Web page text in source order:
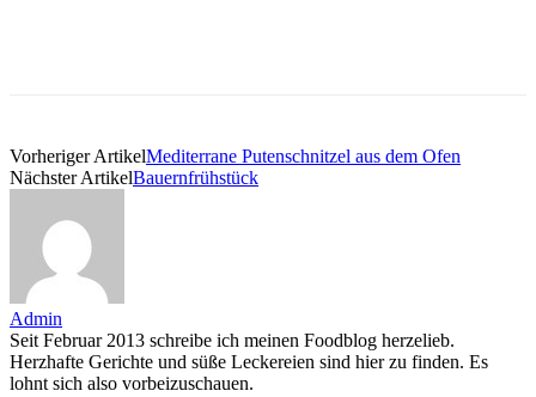
Vorheriger ArtikelMediterrane Putenschnitzel aus dem Ofen
Nächster ArtikelBauernfrühstück
Admin
Seit Februar 2013 schreibe ich meinen Foodblog herzelieb.
Herzhafte Gerichte und süße Leckereien sind hier zu finden. Es
lohnt sich also vorbeizuschauen.